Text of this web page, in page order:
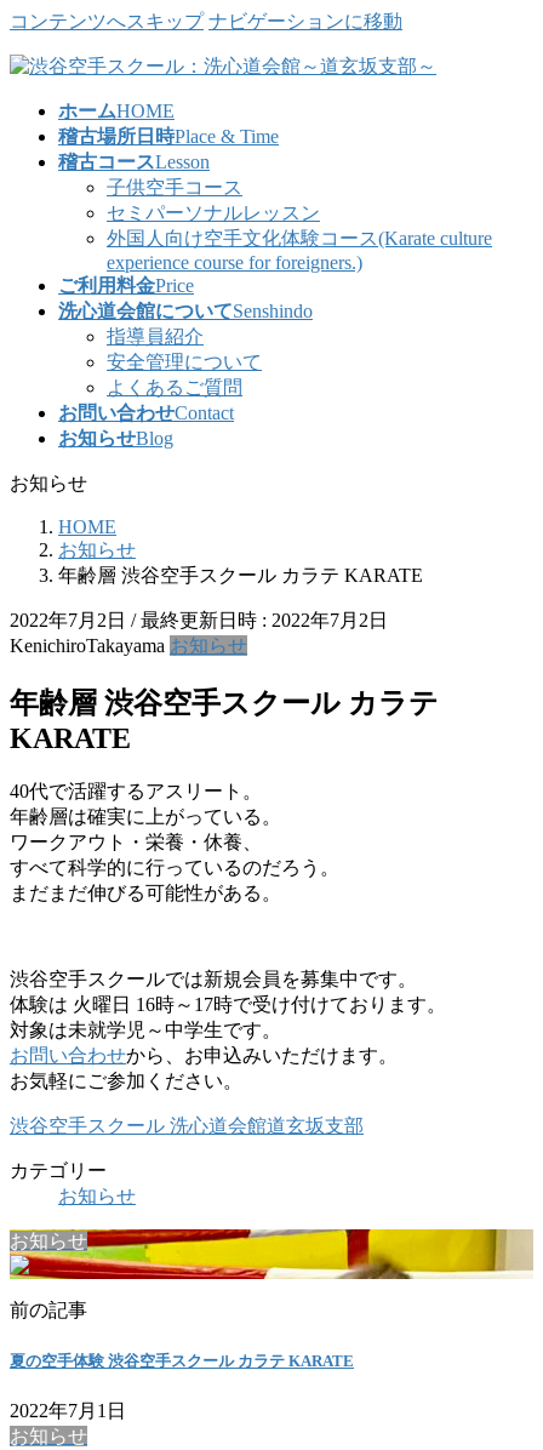
コンテンツへスキップ ナビゲーションに移動
ホームHOME
稽古場所日時Place & Time
稽古コースLesson
子供空手コース
セミパーソナルレッスン
外国人向け空手文化体験コース(Karate culture
experience course for foreigners.)
ご利用料金Price
洗心道会館についてSenshindo
指導員紹介
安全管理について
よくあるご質問
お問い合わせContact
お知らせBlog
お知らせ
HOME
お知らせ
年齢層 渋谷空手スクール カラテ KARATE
2022年7月2日 / 最終更新日時 : 2022年7月2日
KenichiroTakayama お知らせ
年齢層 渋谷空手スクール カラテ
KARATE
40代で活躍するアスリート。
年齢層は確実に上がっている。
ワークアウト・栄養・休養、
すべて科学的に行っているのだろう。
まだまだ伸びる可能性がある。
渋谷空手スクールでは新規会員を募集中です。
体験は 火曜日 16時～17時で受け付けております。
対象は未就学児～中学生です。
お問い合わせから、お申込みいただけます。
お気軽にご参加ください。
渋谷空手スクール 洗心道会館道玄坂支部
カテゴリー
お知らせ
お知らせ
前の記事
夏の空手体験 渋谷空手スクール カラテ KARATE
2022年7月1日
お知らせ